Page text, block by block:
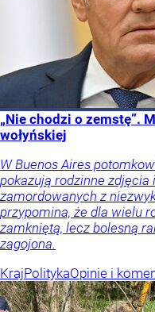
„Nie chodzi o zemstę”.
wołyńskiej
W Buenos Aires
pokazują rodzinne
zamordowanych z
przypomina, że dla wielu
zamkniętą, lecz bolesną
zagojona.
KrajPolitykaOpinie i